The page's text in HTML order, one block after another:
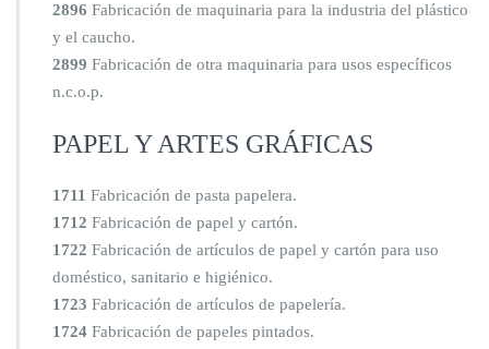
2896 Fabricación de maquinaria para la industria del plástico
y el caucho.
2899 Fabricación de otra maquinaria para usos específicos
n.c.o.p.
PAPEL Y ARTES GRÁFICAS
1711 Fabricación de pasta papelera.
1712 Fabricación de papel y cartón.
1722 Fabricación de artículos de papel y cartón para uso
doméstico, sanitario e higiénico.
1723 Fabricación de artículos de papelería.
1724 Fabricación de papeles pintados.